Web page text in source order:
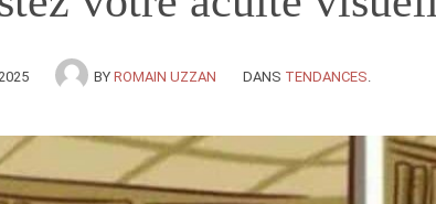
BY ROMAIN UZZAN DANS TENDANCES